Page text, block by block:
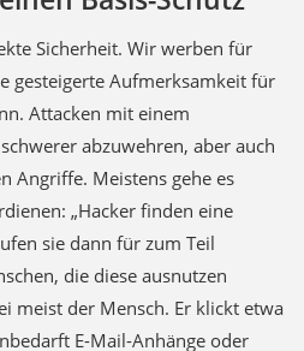
gesteigerte Aufmerksamkeit für
Attacken mit einem
abzuwehren, aber auch
Angriffe. Meistens gehe es
„Hacker finden eine
sie dann für zum Teil
die diese ausnutzen
meist der Mensch. Er klickt etwa
E-Mail-Anhänge oder